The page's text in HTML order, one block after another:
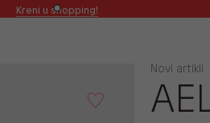
Kreni u shopping!
Novi artikli